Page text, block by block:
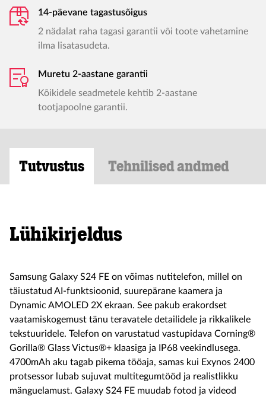
14-päevane tagastusõigus
2 nädalat raha tagasi garantii või toote vahetamine
ilma lisatasudeta.
Muretu 2-aastane garantii
Kõikidele seadmetele kehtib 2-aastane
tootjapoolne garantii.
Tutvustus Tehnilised andmed
Lühikirjeldus
Samsung Galaxy S24 FE on võimas nutitelefon, millel on
täiustatud AI-funktsioonid, suurepärane kaamera ja
Dynamic AMOLED 2X ekraan. See pakub erakordset
vaatamiskogemust tänu teravatele detailidele ja rikkalikele
tekstuuridele. Telefon on varustatud vastupidava Corning®
Gorilla® Glass Victus®+ klaasiga ja IP68 veekindlusega.
4700mAh aku tagab pikema tööaja, samas kui Exynos 2400
protsessor lubab sujuvat multitegumtööd ja realistlikku
mänguelamust. Galaxy S24 FE muudab fotod ja videod